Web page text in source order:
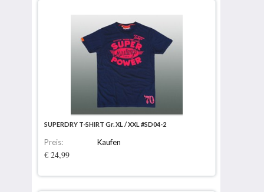
SUPERDRY T-SHIRT Gr. XL / XXL #SD04-2
Preis:
€ 24,99
Kaufen